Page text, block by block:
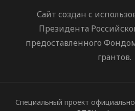
Сайт создан с
Президента
предоставленного
грантов.
Специальный проект